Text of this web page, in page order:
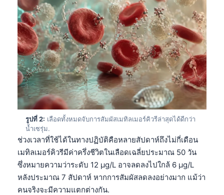
รูปที่ 2: เลือดทั้งหมดจับการสัมผัสเมทิลเมอร์คิวรีล่าสุดได้ดีกว่า
น้ำเซรุ่ม.
ช่วงเวลาที่ใช้ได้ในทางปฏิบัติคือหลายสัปดาห์ถึงไม่กี่เดือน
เมทิลเมอร์คิวรีมีค่าครึ่งชีวิตในเลือดเฉลี่ยประมาณ 50 วัน
ซึ่งหมายความว่าระดับ 12 µg/L อาจลดลงไปใกล้ 6 µg/L
หลังประมาณ 7 สัปดาห์ หากการสัมผัสลดลงอย่างมาก แม้ว่า
คนจริงจะมีความแตกต่างกัน.